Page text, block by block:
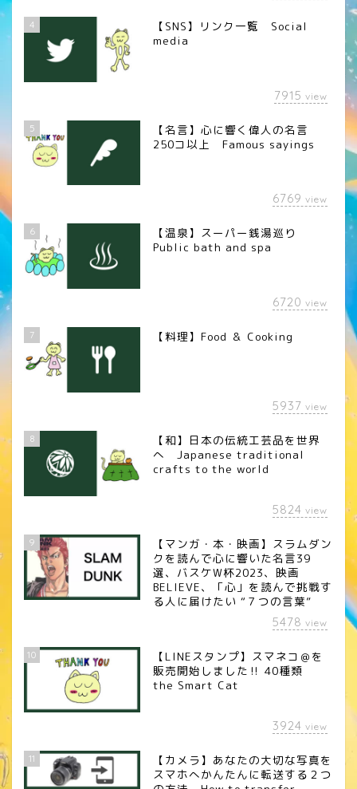
4
【SNS】リンク一覧 Social
media
7915 view
5
【名言】心に響く偉人の名言
250コ以上 Famous sayings
6769 view
6
【温泉】スーパー銭湯巡り
Public bath and spa
6720 view
7 【料理】Food ＆ Cooking
5937 view
8
【和】日本の伝統工芸品を世界
へ Japanese traditional
crafts to the world
5824 view
9
【マンガ・本・映画】スラムダン
クを読んで心に響いた名言39
選、バスケW杯2023、映画
BELIEVE、「心」を読んで挑戦す
る人に届けたい “７つの言葉”
5478 view
10
【LINEスタンプ】スマネコ＠を
販売開始しました‼︎ 40種類
the Smart Cat
3924 view
11
【カメラ】あなたの大切な写真を
スマホへかんたんに転送する２つ